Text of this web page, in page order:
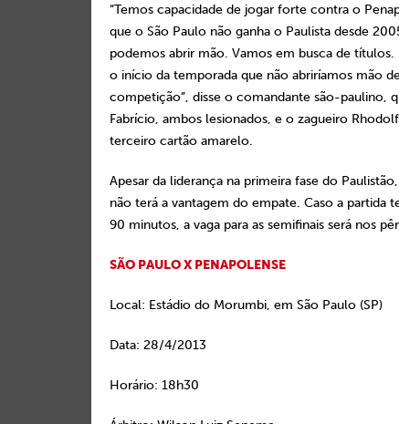
“Temos capacidade de jogar forte contra o
que o São Paulo não ganha o Paulista desde
podemos abrir mão. Vamos em busca de títulos.
o início da temporada que não abriríamos mão
competição”, disse o comandante são-paulino,
Fabrício, ambos lesionados, e o zagueiro
terceiro cartão amarelo.
Apesar da liderança na primeira fase do
não terá a vantagem do empate. Caso a partida
90 minutos, a vaga para as semifinais será nos
SÃO PAULO X PENAPOLENSE
Local: Estádio do Morumbi, em São Paulo (SP)
Data: 28/4/2013
Horário: 18h30